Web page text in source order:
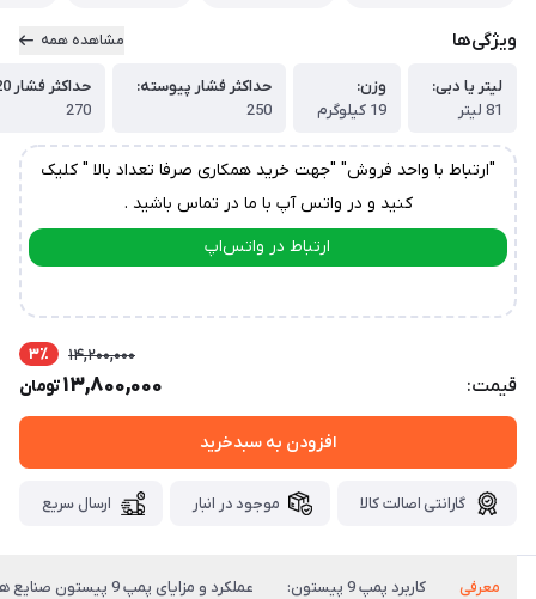
ویژگی‌ها مشاهده همه
لیتر یا دبی:
81 لیتر
وزن:
19 کیلوگرم
حداکثر فشار پیوسته:
250
حداکثر فشار 20 ثانیه:
270
"ارتباط با واحد فروش" "جهت خرید همکاری صرفا تعداد بالا " کلیک
کنید و در واتس آپ با ما در تماس باشید .
ارتباط در واتس‌اپ
قیمت:
14,200,000 3٪
13,800,000تومان
افزودن به سبدخرید
گارانتی اصالت کالا موجود در انبار ارسال سریع
معرفی کاربرد پمپ 9 پیستون: عملکرد و مزایای پمپ 9 پیستون صنایع هیدرولیک